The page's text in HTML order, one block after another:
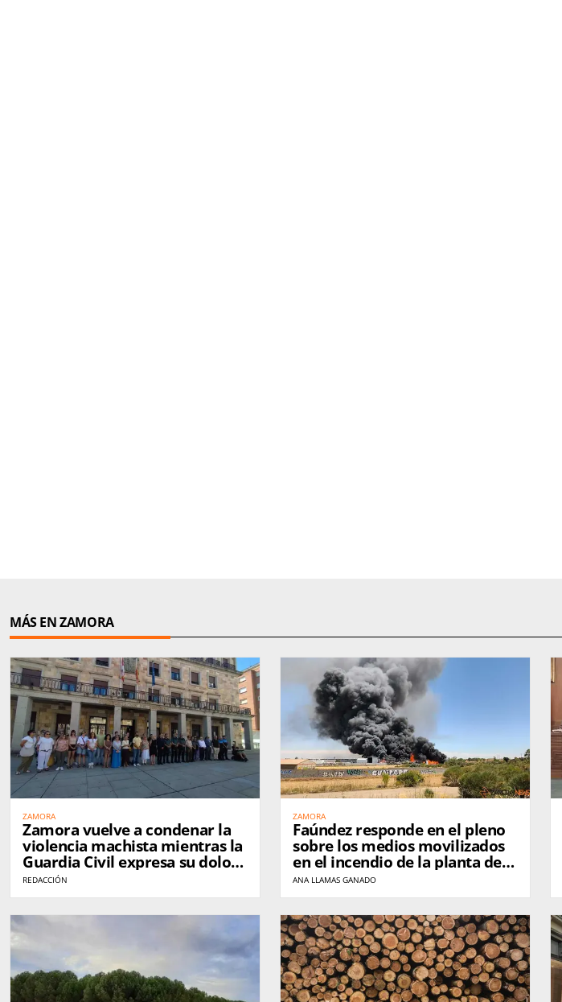
MÁS EN ZAMORA
ZAMORA
Zamora vuelve a condenar la
violencia machista mientras la
Guardia Civil expresa su dolor
por el asesinato de una
compañera
REDACCIÓN
ZAMORA
Faúndez responde en el pleno
sobre los medios movilizados
en el incendio de la planta de
residuos de Roales
ANA LLAMAS GANADO